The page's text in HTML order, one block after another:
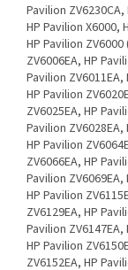
Pavilion
HP Pavilion X6000,
HP Pavilion
ZV6006EA, HP
Pavilion ZV6011EA,
HP Pavilion
ZV6025EA, HP
Pavilion ZV6028EA,
HP Pavilion
ZV6066EA, HP
Pavilion ZV6069EA,
HP Pavilion
ZV6129EA, HP
Pavilion ZV6147EA,
HP Pavilion
ZV6152EA, HP